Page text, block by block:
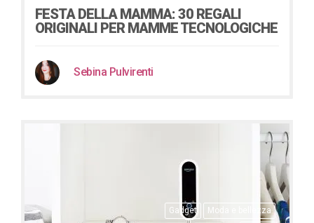
FESTA DELLA MAMMA: 30 REGALI
ORIGINALI PER MAMME TECNOLOGICHE
Sebina Pulvirenti
Gadget
Moda e bellezza